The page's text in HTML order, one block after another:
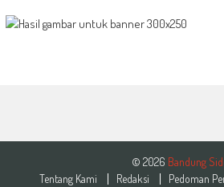
© 2026 Bandung
Tentang Kami
Redaksi Pedoman